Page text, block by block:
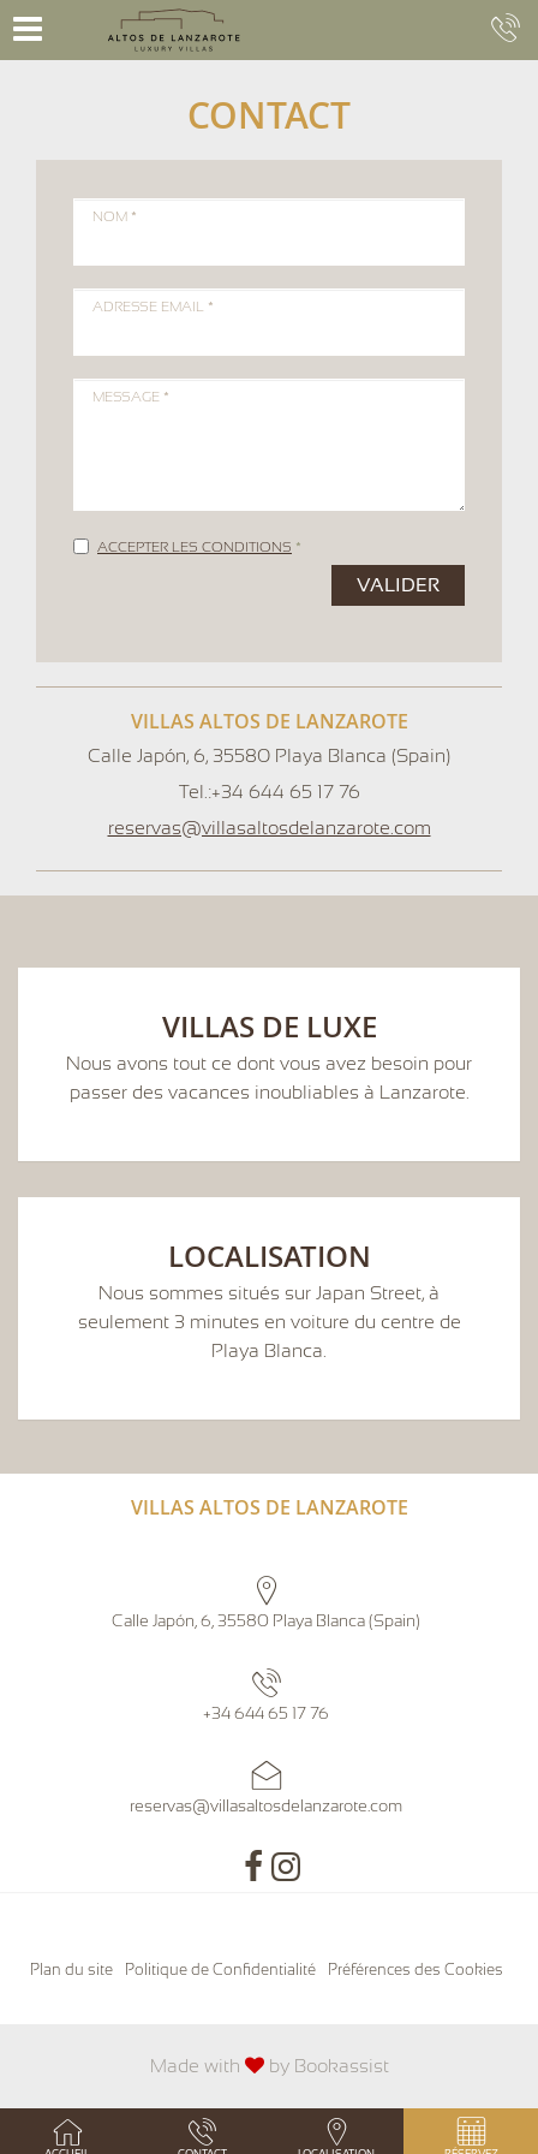
CONTACT
NOM *
ADRESSE EMAIL *
MESSAGE *
Mentions
ACCEPTER LES CONDITIONS *
VALIDER
VILLAS ALTOS DE LANZAROTE
Calle Japón, 6, 35580 Playa Blanca (Spain)
Tel.:+34 644 65 17 76
reservas@villasaltosdelanzarote.com
VILLAS DE LUXE
Nous avons tout ce dont vous avez besoin pour
passer des vacances inoubliables à Lanzarote.
LOCALISATION
Nous sommes situés sur Japan Street, à
seulement 3 minutes en voiture du centre de
Playa Blanca.
VILLAS ALTOS DE LANZAROTE
Calle Japón, 6 35580 Playa Blanca(Spain)
+34 644 65 17 76
reservas@villasaltosdelanzarote.com
Plan du site Politique de Confidentialité Préférences des Cookies
Made with by Bookassist